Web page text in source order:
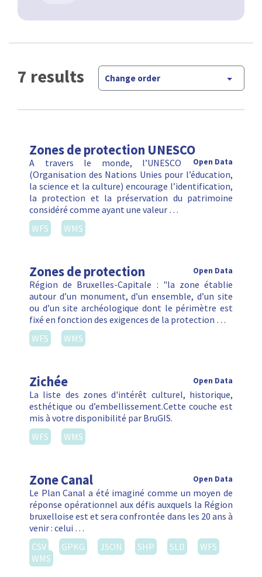
7 results Change order
Zones de protection UNESCO
Open Data
A travers le monde, l’UNESCO
(Organisation des Nations Unies pour l’éducation,
la science et la culture) encourage l’identification,
la protection et la préservation du patrimoine
considéré comme ayant une valeur …
WFS
WMS
Zones de protection Open Data
Région de Bruxelles-Capitale : "la zone établie
autour d’un monument, d’un ensemble, d’un site
ou d’un site archéologique dont le périmètre est
fixé en fonction des exigences de la protection …
WFS
WMS
Zichée Open Data
La liste des zones d'intérêt culturel, historique,
esthétique ou d’embellissement.Cette couche est
mis à votre disponibilité par BruGIS.
WFS
WMS
Zone Canal Open Data
Le Plan Canal a été imaginé comme un moyen de
réponse opérationnel aux défis auxquels la Région
bruxelloise est et sera confrontée dans les 20 ans à
venir : celui …
CSV
GPKG JSON SHP SLD
WFS
WMS